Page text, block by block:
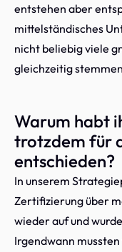
entstehen aber
mittelständisches
nicht beliebig viele
gleichzeitig
Warum habt
trotzdem für
entschieden?
In unserem
Zertifizierung über
wieder auf und
Irgendwann